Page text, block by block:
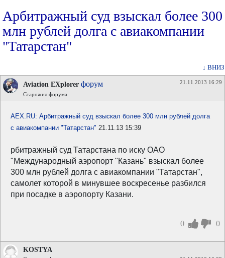
Арбитражный суд взыскал более 300
млн рублей долга с авиакомпании
"Татарстан"
↓ ВНИЗ
Aviation EXplorer форум
Старожил форума
21.11.2013 16:29
AEX.RU: Арбитражный суд взыскал более 300 млн рублей долга
с авиакомпании "Татарстан" 21.11.13 15:39
рбитражный суд Татарстана по иску ОАО
"Международный аэропорт "Казань" взыскал более
300 млн рублей долга с авиакомпании "Татарстан",
самолет которой в минувшее воскресенье разбился
при посадке в аэропорту Казани.
0 0
KOSTYA